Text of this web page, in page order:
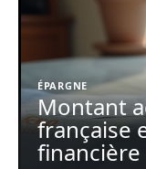
ÉPARGNE
Montant
française
financière